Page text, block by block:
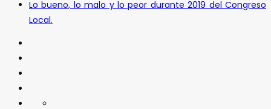
Lo bueno, lo malo y lo peor durante 2019 del Congreso
Local.